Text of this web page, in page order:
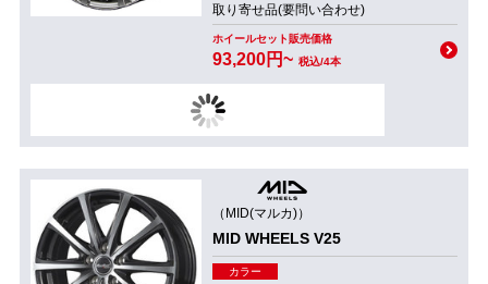
取り寄せ品(要問い合わせ)
ホイールセット販売価格
93,200円~ 税込/4本
（MID(マルカ)）
MID WHEELS V25
カラー